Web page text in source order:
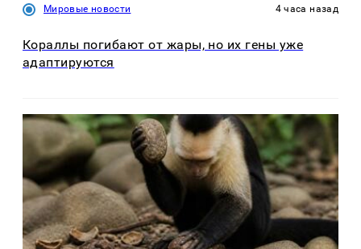
Мировые новости 4 часа назад
Кораллы погибают от жары, но их гены уже
адаптируются